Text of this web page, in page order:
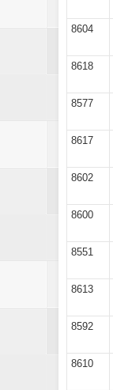
8604
8618
8577
8617
8602
8600
8551
8613
8592
8610